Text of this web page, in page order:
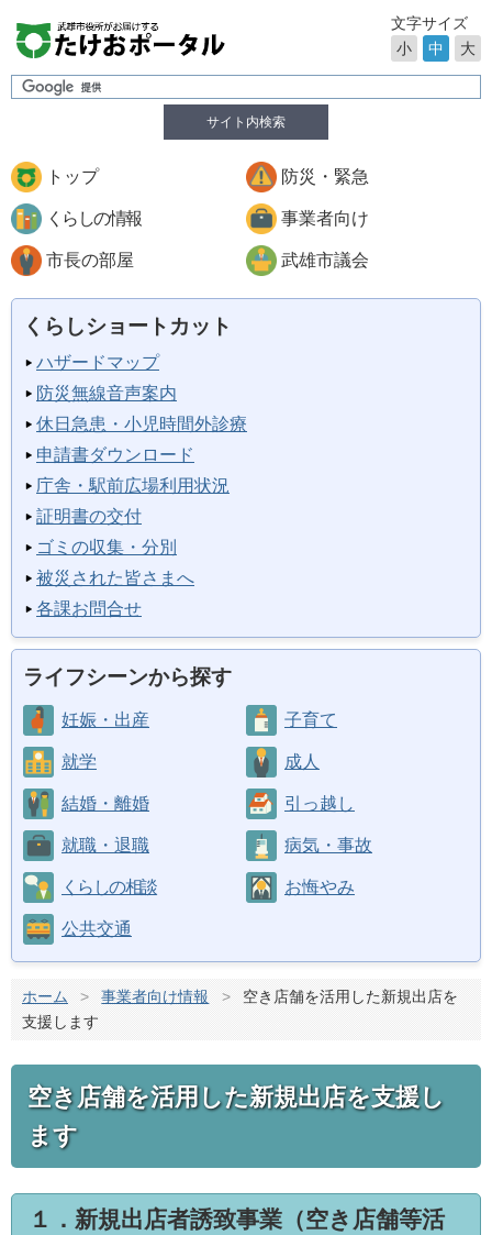
サイト内検索
文字サイズ
小
中 大
トップ 防災・緊急
くらしの情報 事業者向け
市長の部屋 武雄市議会
くらしショートカット
ハザードマップ
防災無線音声案内
休日急患・小児時間外診療
申請書ダウンロード
庁舎・駅前広場利用状況
証明書の交付
ゴミの収集・分別
被災された皆さまへ
各課お問合せ
ライフシーンから探す
妊娠・出産 子育て
就学 成人
結婚・離婚 引っ越し
就職・退職 病気・事故
くらしの相談 お悔やみ
公共交通
ホーム > 事業者向け情報 >
空き店舗を活用した新規出店を
支援します
空き店舗を活用した新規出店を支援し
ます
１．新規出店者誘致事業（空き店舗等活